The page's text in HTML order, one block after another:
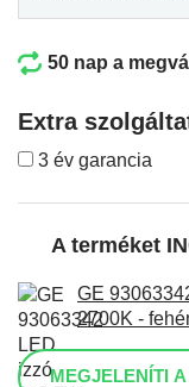
50 nap a
Extra
3 év garancia
A terméket
GE
2700K -
MEGJELENÍTI